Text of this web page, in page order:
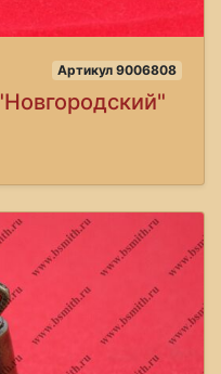
Артикул 9006808